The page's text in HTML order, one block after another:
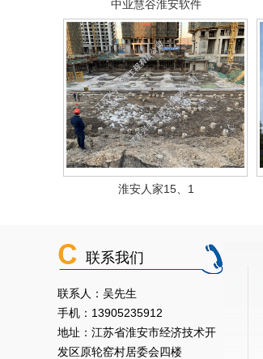
中业慧谷淮安软件
淮安人家15、1
联系我们
联系人：吴先生
手机：13905235912
地址：江苏省淮安市经济技术开
发区原轮窑村居委会四楼